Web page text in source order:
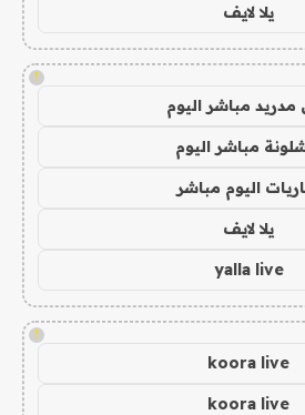
يلا لايف
!
مدريد مباشر اليوم
مباشر اليوم
اليوم مباشر
يلا لايف
yalla live
!
koora live
koora live